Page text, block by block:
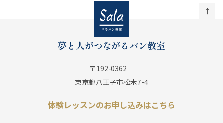
夢と人がつながるパン教室
〒192-0362
東京都八王子市松木7-4
体験レッスンのお申し込みはこちら
↑